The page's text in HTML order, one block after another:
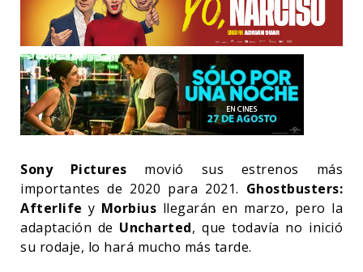
Sony Pictures movió sus estrenos más
importantes de 2020 para 2021. Ghostbusters:
Afterlife y Morbius llegarán en marzo, pero la
adaptación de Uncharted, que todavía no inició
su rodaje, lo hará mucho más tarde.